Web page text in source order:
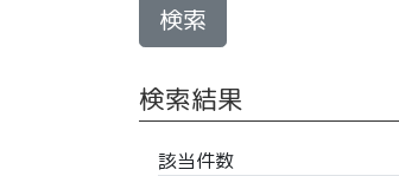
検索
検索結果
該当件数